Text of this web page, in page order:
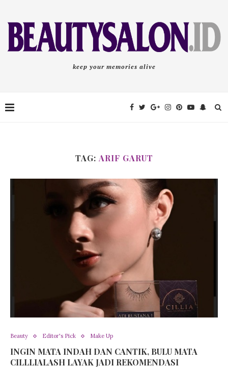
keep your memories alive
TAG: ARIF GARUT
Beauty Editor's Pick Make Up
INGIN MATA INDAH DAN CANTIK, BULU MATA
CILLLIALASH LAYAK JADI REKOMENDASI